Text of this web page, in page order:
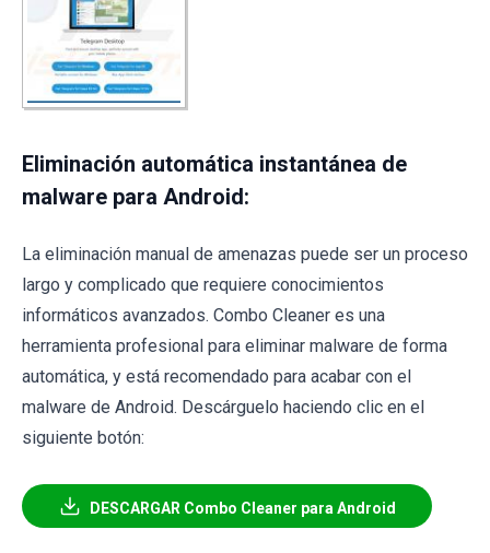
Eliminación automática instantánea de
malware para Android:
La eliminación manual de amenazas puede ser un proceso
largo y complicado que requiere conocimientos
informáticos avanzados. Combo Cleaner es una
herramienta profesional para eliminar malware de forma
automática, y está recomendado para acabar con el
malware de Android. Descárguelo haciendo clic en el
siguiente botón:
DESCARGAR Combo Cleaner para Android